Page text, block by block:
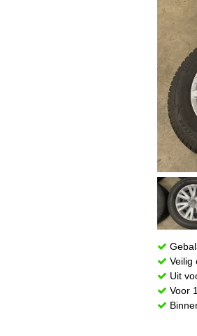
Veilig
Uit
Voor